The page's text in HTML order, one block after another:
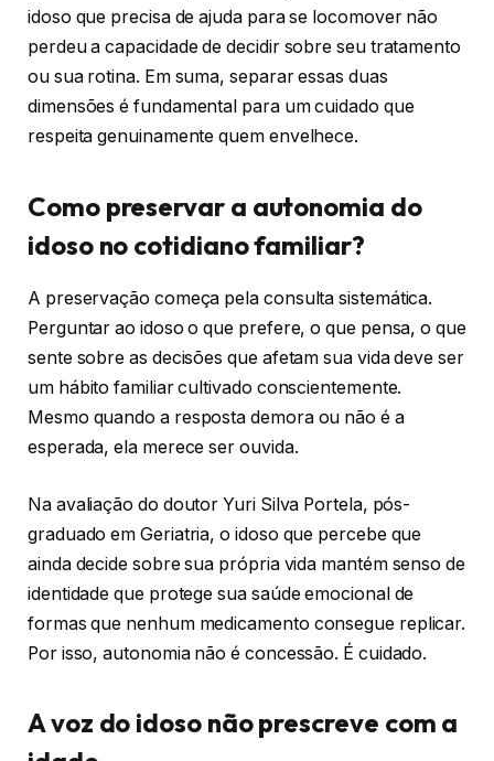
idoso que precisa de ajuda para se locomover não
perdeu a capacidade de decidir sobre seu tratamento
ou sua rotina. Em suma, separar essas duas
dimensões é fundamental para um cuidado que
respeita genuinamente quem envelhece.
Como preservar a autonomia do
idoso no cotidiano familiar?
A preservação começa pela consulta sistemática.
Perguntar ao idoso o que prefere, o que pensa, o que
sente sobre as decisões que afetam sua vida deve ser
um hábito familiar cultivado conscientemente.
Mesmo quando a resposta demora ou não é a
esperada, ela merece ser ouvida.
Na avaliação do doutor Yuri Silva Portela, pós-
graduado em Geriatria, o idoso que percebe que
ainda decide sobre sua própria vida mantém senso de
identidade que protege sua saúde emocional de
formas que nenhum medicamento consegue replicar.
Por isso, autonomia não é concessão. É cuidado.
A voz do idoso não prescreve com a